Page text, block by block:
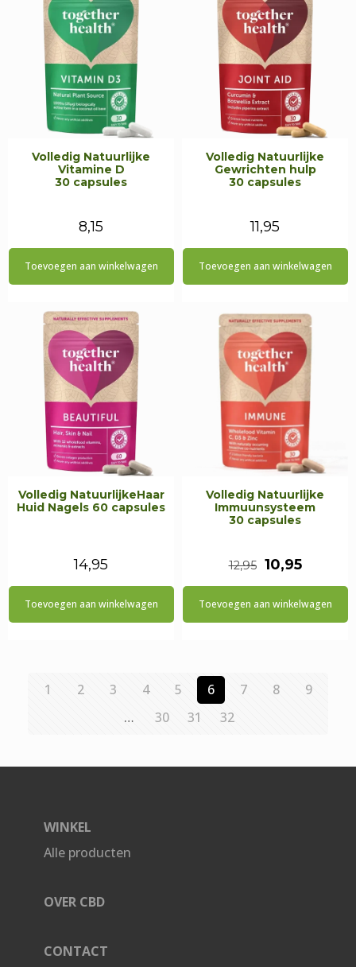
Volledig Natuurlijke
Vitamine D
30 capsules
8,15
Toevoegen aan winkelwagen
Volledig Natuurlijke
Gewrichten hulp
30 capsules
11,95
Toevoegen aan winkelwagen
Volledig NatuurlijkeHaar
Huid Nagels 60 capsules
14,95
Toevoegen aan winkelwagen
Volledig Natuurlijke
Immuunsysteem
30 capsules
12,95
prijs
10,95
prijs
Toevoegen aan winkelwagen
1 2 3 4 5 6 7 8
9
…
30 31 32
WINKEL
Alle producten
OVER CBD
CONTACT